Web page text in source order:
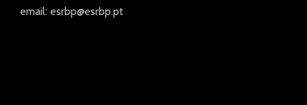
email: esrbp@esrbp.pt